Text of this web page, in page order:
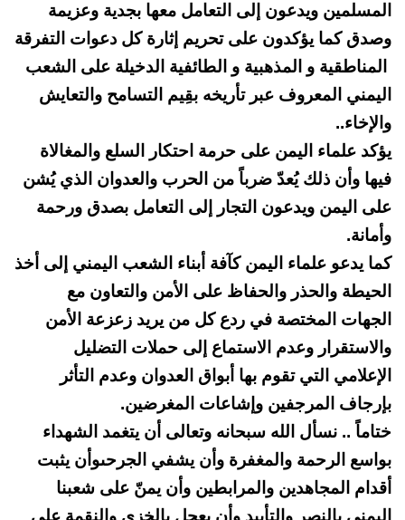
المسلمين ويدعون إلى التعامل معها بجدية وعزيمة
وصدق كما يؤكدون على تحريم إثارة كل دعوات التفرقة
المناطقية و المذهبية و الطائفية الدخيلة على الشعب
اليمني المعروف عبر تأريخه بقِيم التسامح والتعايش
والإخاء..
يؤكد علماء اليمن على حرمة احتكار السلع والمغالاة
فيها وأن ذلك يُعدّ ضرباً من الحرب والعدوان الذي يُشن
على اليمن ويدعون التجار إلى التعامل بصدق ورحمة
وأمانة.
كما يدعو علماء اليمن كآفة أبناء الشعب اليمني إلى أخذ
الحيطة والحذر والحفاظ على الأمن والتعاون مع
الجهات المختصة في ردع كل من يريد زعزعة الأمن
والاستقرار وعدم الاستماع إلى حملات التضليل
الإعلامي التي تقوم بها أبواق العدوان وعدم التأثر
بإرجاف المرجفين وإشاعات المغرضين.
ختاماً .. نسأل الله سبحانه وتعالى أن يتغمد الشهداء
بواسع الرحمة والمغفرة وأن يشفي الجرحىوأن يثبت
أقدام المجاهدين والمرابطين وأن يمنّ على شعبنا
اليمني بالنصر والتأييد وأن يعجل بالخزي والنقمة على